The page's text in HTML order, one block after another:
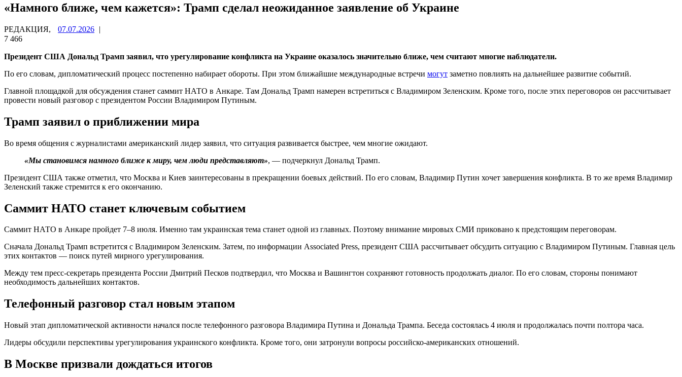
«Намного ближе, чем кажется»: Трамп сделал неожиданное заявление об Украине
РЕДАКЦИЯ, 07.07.2026 |
7 466
Президент США Дональд Трамп заявил, что урегулирование конфликта на Украине оказалось значительно ближе, чем считают многие наблюдатели.
По его словам, дипломатический процесс постепенно набирает обороты. При этом ближайшие международные встречи могут заметно повлиять на дальнейшее развитие событий.
Главной площадкой для обсуждения станет саммит НАТО в Анкаре. Там Дональд Трамп намерен встретиться с Владимиром Зеленским. Кроме того, после этих переговоров он рассчитывает
провести новый разговор с президентом России Владимиром Путиным.
Трамп заявил о приближении мира
Во время общения с журналистами американский лидер заявил, что ситуация развивается быстрее, чем многие ожидают.
«Мы становимся намного ближе к миру, чем люди представляют», — подчеркнул Дональд Трамп.
Президент США также отметил, что Москва и Киев заинтересованы в прекращении боевых действий. По его словам, Владимир Путин хочет завершения конфликта. В то же время Владимир
Зеленский также стремится к его окончанию.
Саммит НАТО станет ключевым событием
Саммит НАТО в Анкаре пройдет 7–8 июля. Именно там украинская тема станет одной из главных. Поэтому внимание мировых СМИ приковано к предстоящим переговорам.
Сначала Дональд Трамп встретится с Владимиром Зеленским. Затем, по информации Associated Press, президент США рассчитывает обсудить ситуацию с Владимиром Путиным. Главная цель
этих контактов — поиск путей мирного урегулирования.
Между тем пресс-секретарь президента России Дмитрий Песков подтвердил, что Москва и Вашингтон сохраняют готовность продолжать диалог. По его словам, стороны понимают
необходимость дальнейших контактов.
Телефонный разговор стал новым этапом
Новый этап дипломатической активности начался после телефонного разговора Владимира Путина и Дональда Трампа. Беседа состоялась 4 июля и продолжалась почти полтора часа.
Лидеры обсудили перспективы урегулирования украинского конфликта. Кроме того, они затронули вопросы российско-американских отношений.
В Москве призвали дождаться итогов